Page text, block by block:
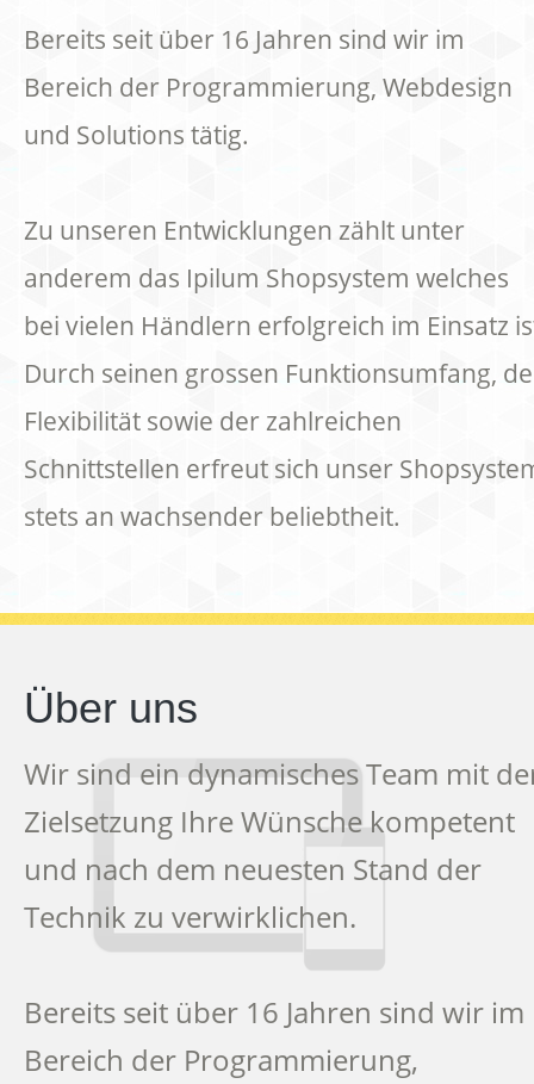
Bereits seit über 16 Jahren sind wir im
Bereich der Programmierung, Webdesign
und Solutions tätig.
Zu unseren Entwicklungen zählt unter
anderem das Ipilum Shopsystem welches
bei vielen Händlern erfolgreich im Einsatz
Durch seinen grossen Funktionsumfang,
Flexibilität sowie der zahlreichen
Schnittstellen erfreut sich unser
stets an wachsender beliebtheit.
Über uns
Wir sind ein dynamisches Team mit
Zielsetzung Ihre Wünsche kompetent
und nach dem neuesten Stand der
Technik zu verwirklichen.
Bereits seit über 16 Jahren sind wir im
Bereich der Programmierung,